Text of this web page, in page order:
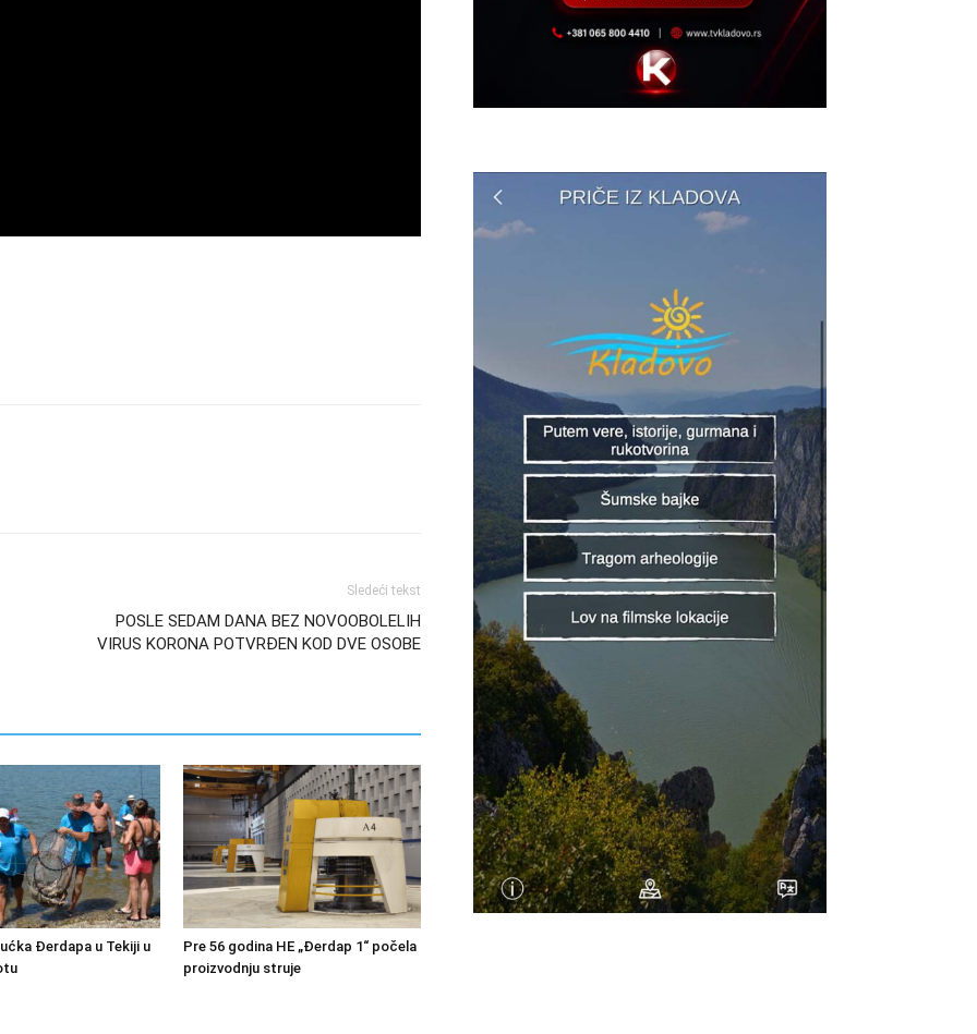
Sledeći tekst
POSLE SEDAM DANA BEZ NOVOOBOLELIH
VIRUS KORONA POTVRĐEN KOD DVE OSOBE
Đerdapa u Tekiji u
Pre 56 godina HE „Đerdap 1“ počela
proizvodnju struje